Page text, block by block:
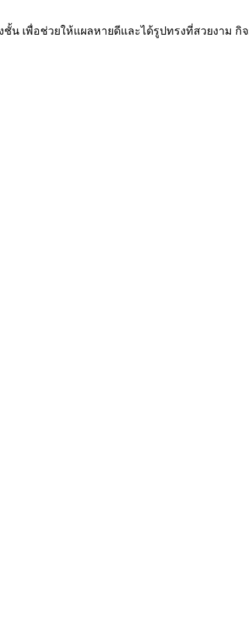
เพื่อช่วยให้แผลหายดีและได้รูปทรงที่สวยงาม กิ